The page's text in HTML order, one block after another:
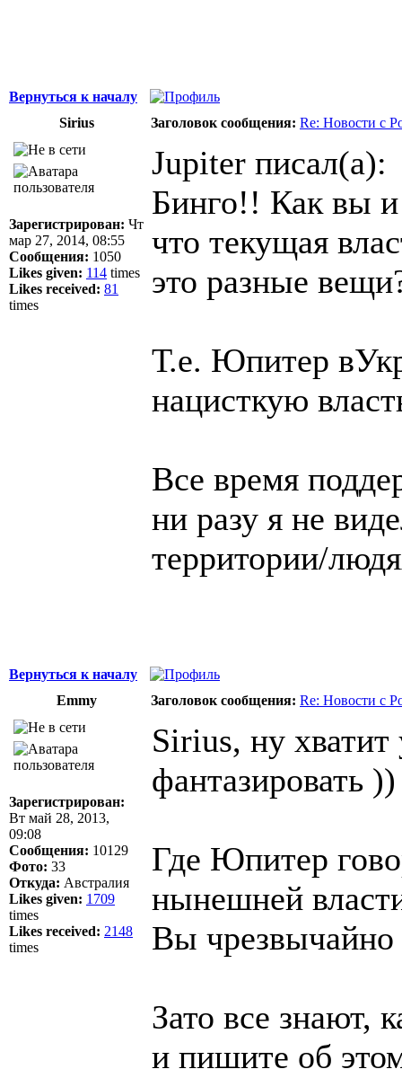
Вернуться к началу
Sirius
Заголовок сообщения: Re: Новости с
Зарегистрирован: Чт
мар 27, 2014, 08:55
Сообщения: 1050
Likes given: 114 times
Likes received: 81
times
Jupiter писал(а):
Бинго!! Как вы
что текущая
это разные
Т.е. Юпитер
нацисткую
Все время
ни разу я не
территории/
Вернуться к началу
Emmy
Заголовок сообщения: Re: Новости с
Зарегистрирован:
Вт май 28, 2013,
09:08
Сообщения: 10129
Фото: 33
Откуда: Австралия
Likes given: 1709
times
Likes received: 2148
times
Sirius, ну хватит
фантазировать ))
Где Юпитер
нынешней
Вы
Зато все знают,
и пишите об